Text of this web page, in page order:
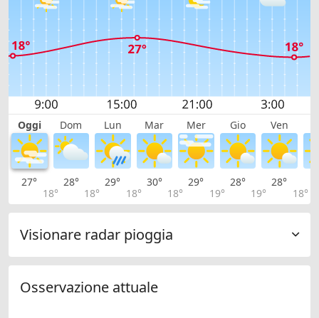
Oggi Dom Lun Mar Mer Gio Ven
27°
18°
28°
18°
29°
18°
30°
18°
29°
19°
28°
19°
28°
18°
Visionare radar pioggia
Osservazione attuale